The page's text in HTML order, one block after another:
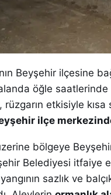
Beyşehir ilçesine
öğle saatlerinde
rüzgarın etkisiyle
ilçe
bölgeye
Belediyesi itfaiye
sazlık ve